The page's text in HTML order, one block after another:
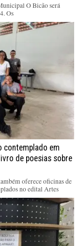
O Bicão será
Os
contemplado em
de poesias sobre
oferece oficinas de
no edital Artes